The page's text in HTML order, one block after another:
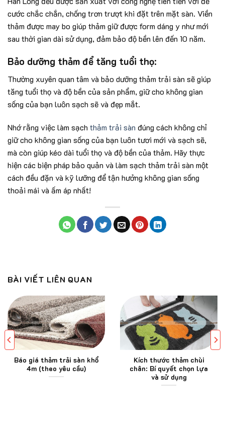
cước chắc chắn, chống trơn trượt khi đặt trên mặt sàn. Viền
thảm được may bo giúp thảm giữ được form dáng y như mới
sau thời gian dài sử dụng, đảm bảo độ bền lên đến 10 năm.
Bảo dưỡng thảm để tăng tuổi thọ:
Thường xuyên quan tâm và bảo dưỡng thảm trải sàn sẽ giúp
tăng tuổi thọ và độ bền của sản phẩm, giữ cho không gian
sống của bạn luôn sạch sẽ và đẹp mắt.
Nhớ rằng việc làm sạch thảm trải sàn đúng cách không chỉ
giữ cho không gian sống của bạn luôn tươi mới và sạch sẽ,
mà còn giúp kéo dài tuổi thọ và độ bền của thảm. Hãy thực
hiện các biện pháp bảo quản và làm sạch thảm trải sàn một
cách đều đặn và kỹ lưỡng để tận hưởng không gian sống
thoải mái và ấm áp nhất!
BÀI VIẾT LIÊN QUAN
Báo giá thảm trải sàn khổ
4m (theo yêu cầu)
Kích thước thảm chùi
chân: Bí quyết chọn lựa
và sử dụng